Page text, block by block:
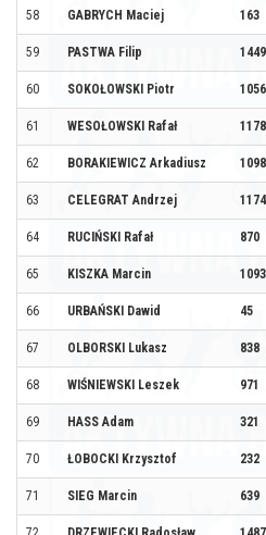
58 GABRYCH Maciej 163
59 PASTWA Filip 1449
60 SOKOŁOWSKI Piotr 1056
61 WESOŁOWSKI Rafał 1178
62 BORAKIEWICZ Arkadiusz 1098
63 CELEGRAT Andrzej 1174
64 RUCIŃSKI Rafał 870
65 KISZKA Marcin 1093
66 URBAŃSKI Dawid 45
67 OLBORSKI Lukasz 838
68 WIŚNIEWSKI Leszek 971
69 HASS Adam 321
70 ŁOBOCKI Krzysztof 232
71 SIEG Marcin 639